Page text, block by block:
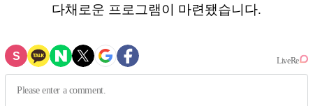
다채로운 프로그램이 마련됐습니다.